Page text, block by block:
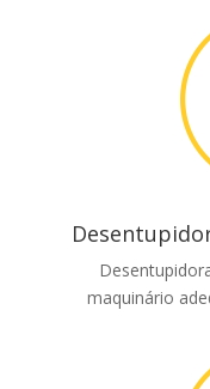
maquinário